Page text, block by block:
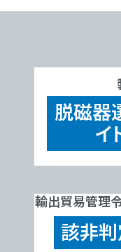
脱磁器
イ
輸出貿易管理
該非